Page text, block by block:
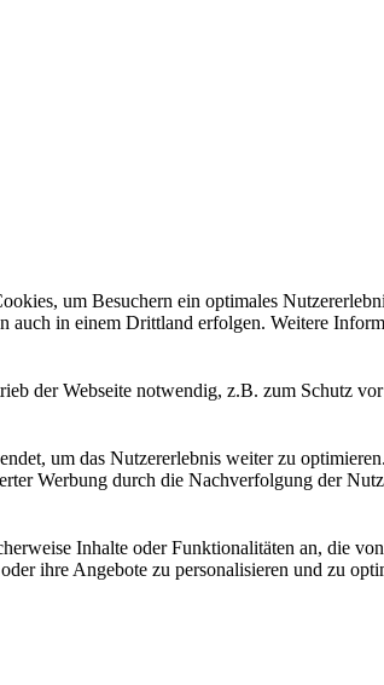
um Besuchern ein optimales
auch in einem Drittland erfolgen. Weitere
der Webseite notwendig, z.B. zum Schutz
um das Nutzererlebnis weiter zu
Werbung durch die Nachverfolgung der
Inhalte oder Funktionalitäten an, die
ihre Angebote zu personalisieren und zu